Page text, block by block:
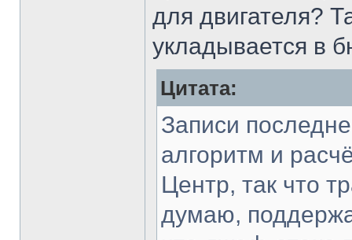
для двигателя?
укладывается в
Цитата:
Записи
алгоритм и
Центр, так что
думаю,